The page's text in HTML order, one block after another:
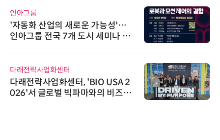
인아그룹
'자동화 산업의 새로운 가능성'…
인아그룹 전국 7개 도시 세미나 페
다래전략사업화센터
다래전략사업화센터, 'BIO USA 2
026'서 글로벌 빅파마와의 비즈니